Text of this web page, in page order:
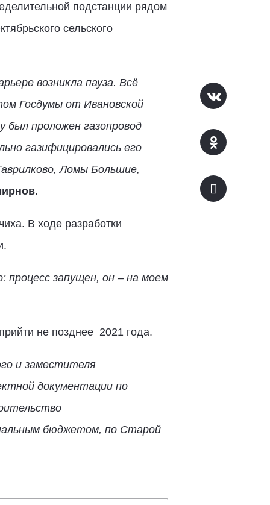
подстанции рядом
сельского
возникла пауза. Всё
Госдумы от Ивановской
был проложен газопровод
газифицировались его
Ломы Большие,
В ходе разработки
запущен, он – на моем
не позднее 2021 года.
и заместителя
документации по
бюджетом, по Старой